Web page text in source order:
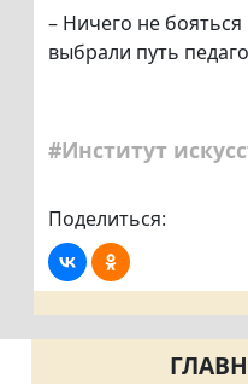
– Ничего не
выбрали путь
#Институт
Поделиться: